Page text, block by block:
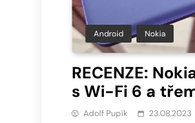
Android Nokia
RECENZE:
s Wi-Fi 6 a
Adolf Pupík 23.08.2023